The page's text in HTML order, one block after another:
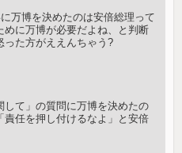
万博を決めたのは安倍総理って
に万博が必要だよね、と判断
った方がええんちゃう?
て」の質問に万博を決めたの
任を押し付けるなよ」と安倍